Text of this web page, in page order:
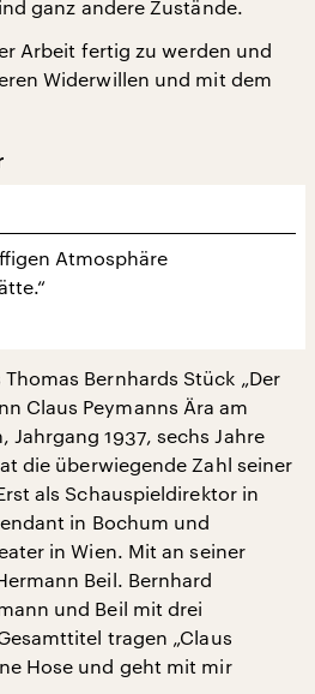
ganz andere Zustände.
Arbeit fertig zu werden und
Widerwillen und mit dem
Atmosphäre
Bernhards Stück „Der
Claus Peymanns Ära am
Jahrgang 1937, sechs Jahre
die überwiegende Zahl seiner
als Schauspieldirektor in
in Bochum und
in Wien. Mit an seiner
Beil. Bernhard
und Beil mit drei
tragen „Claus
Hose und geht mit mir